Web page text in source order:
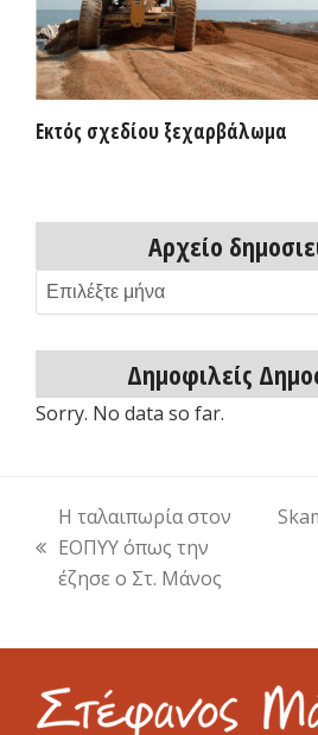
Εκτός σχεδίου ξεχαρβάλωμα
Αρχείο
Αρχείο
δημοσιεύσεων
Δημοφιλείς
Sorry. No data so far.
previous
post:
Η ταλαιπωρία στον
ΕΟΠΥΥ όπως την
έζησε ο Στ. Μάνος